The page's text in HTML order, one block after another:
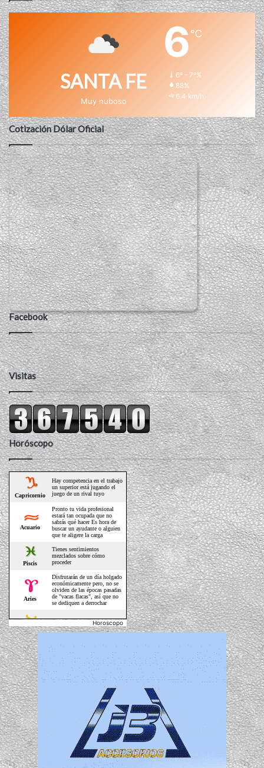
SANTA FE
Muy nuboso
6℃
6º - 7º%
88%
6.4 km/h
Cotización Dólar Oficial
Facebook
Visitas
Horóscopo
Horoscopo